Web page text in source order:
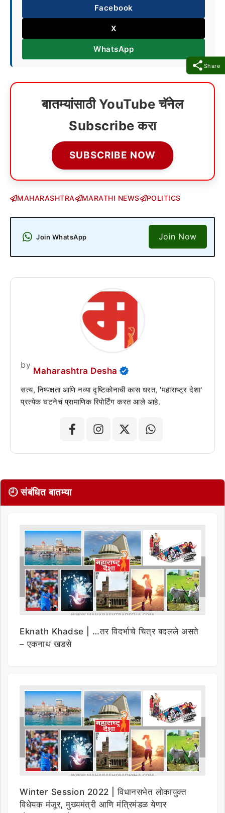
Share
Facebook
X
WhatsApp
बातम्यांसाठी YouTube चॅनेल
Subscribe करा
SUBSCRIBE NOW
MAHARASHTRA MARATHI NEWS POLITICS
Join WhatsApp Join Now
by
Maharashtra Desha
सत्य, निष्पक्षता आणि नव्या दृष्टिकोनाची कास धरत, 'महाराष्ट्र देशा'
प्रत्येक घटनेचं प्रामाणिक रिपोर्टिंग करत आले आहे.
🕘 संबंधित बातम्या
Eknath Khadse | …तर विदर्भाचे चित्र बदलले असते
– एकनाथ खडसे
Winter Session 2022 | विधानसभेत लोकायुक्त
विधेयक मंजूर, मुख्यमंत्री आणि मंत्रिमंडळ येणार